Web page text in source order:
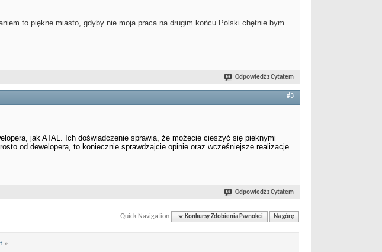
to piękne miasto, gdyby nie moja praca na drugim końcu Polski chętnie bym
Odpowiedź z Cytatem
#3
jak ATAL. Ich doświadczenie sprawia, że możecie cieszyć się pięknymi
od dewelopera, to koniecznie sprawdzajcie opinie oraz wcześniejsze realizacje.
Odpowiedź z Cytatem
Quick Navigation Konkursy Zdobienia Paznokci Na górę
»